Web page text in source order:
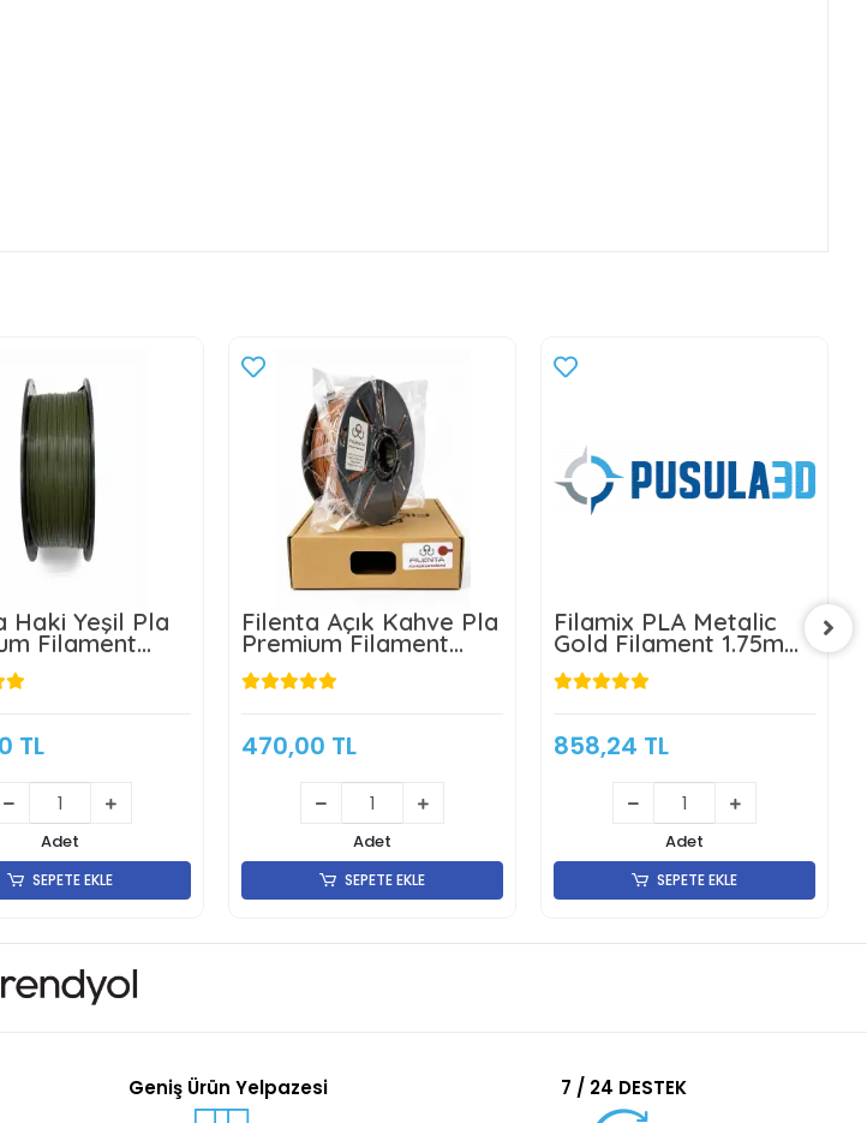
Haki Yeşil Pla
Filament
1Kg
TL
Adet
SEPETE EKLE
Filenta Açık Kahve Pla
Premium Filament
1.75mm 1Kg
470,00 TL
Adet
SEPETE EKLE
Filamix PLA Metalic
Gold Filament 1.75mm
1 Kg
858,24 TL
Adet
SEPETE EKLE
Geniş Ürün Yelpazesi 7 / 24 DESTEK